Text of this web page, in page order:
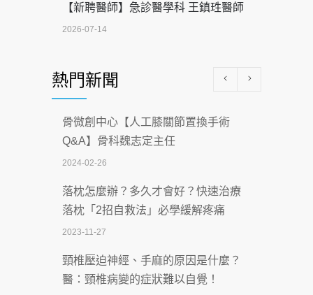
【新聘醫師】急診醫學科 王鎮珄醫師
2026-07-14
科能量
2026-07-08
沒菸酒也瀕臨洗腎？65歲男靠「這習
慣」逆轉腎功能 醫揭3招救命
2026-07-08
體溫飆破41度！醫連收兩例中暑病例：
致死率達8成
2026-07-07
深耕萬華55年 西園醫院回顧發展歷程與
智慧 醫療布局
熱門新聞
骨微創中心【人工膝關節置換手術
Q&A】骨科魏志定主任
2024-02-26
落枕怎麼辦？多久才會好？快速治療
落枕「2招自救法」必學緩解疼痛
2023-11-27
頸椎壓迫神經、手麻的原因是什麼？
醫：頸椎病變的症狀難以自覺！